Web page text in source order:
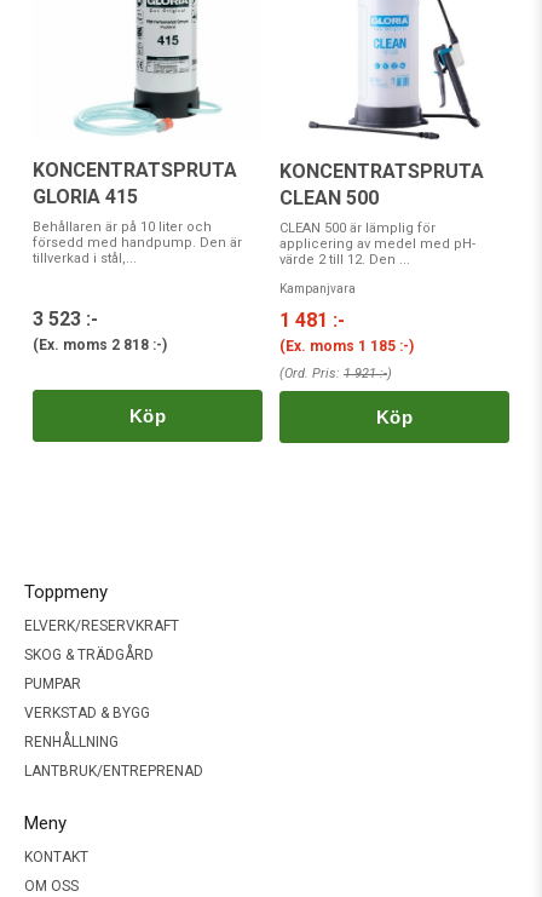
KONCENTRATSPRUTA
GLORIA 415
Behållaren är på 10 liter och
försedd med handpump. Den är
tillverkad i stål,...
3 523 :-
(Ex. moms 2 818 :-)
Köp
KONCENTRATSPRUTA
CLEAN 500
CLEAN 500 är lämplig för
applicering av medel med pH-
värde 2 till 12. Den ...
Kampanjvara
1 481 :-
(Ex. moms 1 185 :-)
(Ord. Pris: 1 921 :-)
Köp
Toppmeny
ELVERK/RESERVKRAFT
SKOG & TRÄDGÅRD
PUMPAR
VERKSTAD & BYGG
RENHÅLLNING
LANTBRUK/ENTREPRENAD
Meny
KONTAKT
OM OSS